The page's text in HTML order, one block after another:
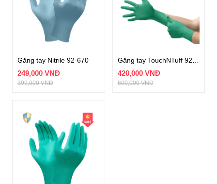
Găng tay Nitrile 92-670
249,000 VNĐ
399,000 VNĐ
420,000 VNĐ
600,000 VNĐ